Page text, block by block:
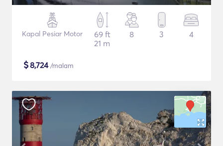
Kapal Pesiar Motor
69 ft
21 m
8 3 4
$8,724/malam